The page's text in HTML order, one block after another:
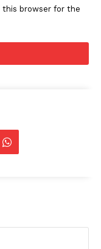
this browser for the